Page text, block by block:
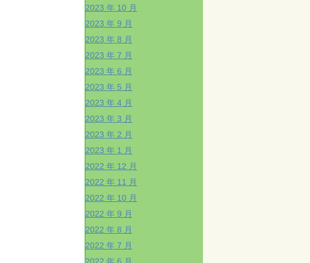
2023 年 10 月
2023 年 9 月
2023 年 8 月
2023 年 7 月
2023 年 6 月
2023 年 5 月
2023 年 4 月
2023 年 3 月
2023 年 2 月
2023 年 1 月
2022 年 12 月
2022 年 11 月
2022 年 10 月
2022 年 9 月
2022 年 8 月
2022 年 7 月
2022 年 6 月